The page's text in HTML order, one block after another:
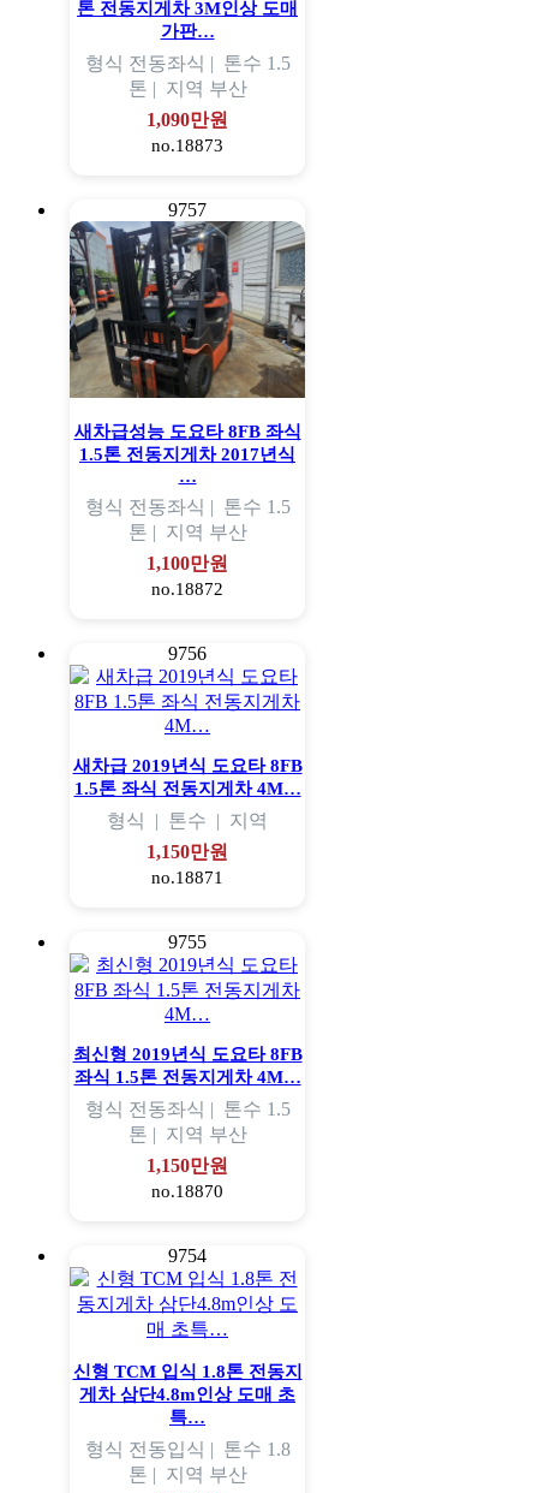
톤 전동지게차 3M인상 도매
가판…
형식 전동좌식 | 톤수 1.5
톤 | 지역 부산
1,090만원
no.18873
9757
새차급성능 도요타 8FB 좌식
1.5톤 전동지게차 2017년식
…
형식 전동좌식 | 톤수 1.5
톤 | 지역 부산
1,100만원
no.18872
9756
새차급 2019년식 도요타 8FB
1.5톤 좌식 전동지게차 4M…
형식 | 톤수 | 지역
1,150만원
no.18871
9755
최신형 2019년식 도요타 8FB
좌식 1.5톤 전동지게차 4M…
형식 전동좌식 | 톤수 1.5
톤 | 지역 부산
1,150만원
no.18870
9754
신형 TCM 입식 1.8톤 전동지
게차 삼단4.8m인상 도매 초
특…
형식 전동입식 | 톤수 1.8
톤 | 지역 부산